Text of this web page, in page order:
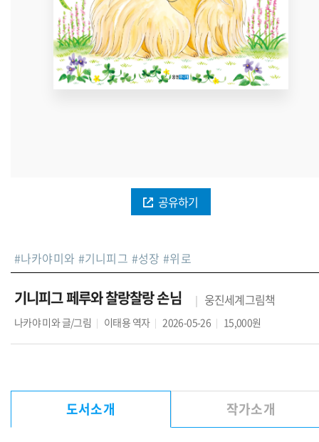
공유하기
#나카야미와 #기니피그 #성장 #위로
기니피그 페루와 찰랑찰랑 손님 웅진세계그림책
나카야 미와글/그림 이태용 역자 2026-05-26 15,000원
도서소개 작가소개